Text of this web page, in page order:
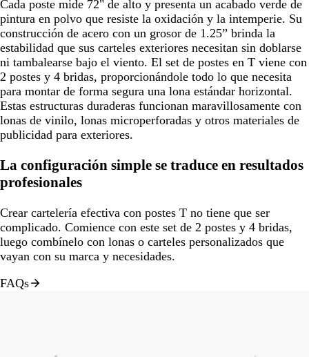
Cada poste mide 72" de alto y presenta un acabado verde de
pintura en polvo que resiste la oxidación y la intemperie. Su
construcción de acero con un grosor de 1.25” brinda la
estabilidad que sus carteles exteriores necesitan sin doblarse
ni tambalearse bajo el viento. El set de postes en T viene con
2 postes y 4 bridas, proporcionándole todo lo que necesita
para montar de forma segura una lona estándar horizontal.
Estas estructuras duraderas funcionan maravillosamente con
lonas de vinilo, lonas microperforadas y otros materiales de
publicidad para exteriores.
La configuración simple se traduce en resultados
profesionales
Crear cartelería efectiva con postes T no tiene que ser
complicado. Comience con este set de 2 postes y 4 bridas,
luego combínelo con lonas o carteles personalizados que
vayan con su marca y necesidades.
FAQs